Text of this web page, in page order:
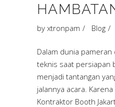
by xtronpam Blog
Dalam dunia
teknis saat persiapan
menjadi tantangan
jalannya acara.
Kontraktor Booth